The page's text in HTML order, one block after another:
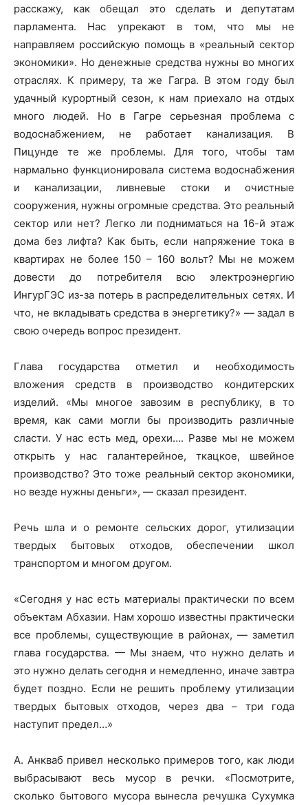
расскажу, как обещал это сделать и депутатам
парламента. Нас упрекают в том, что мы не
направляем российскую помощь в «реальный сектор
экономики». Но денежные средства нужны во многих
отраслях. К примеру, та же Гагра. В этом году был
удачный курортный сезон, к нам приехало на отдых
много людей. Но в Гагре серьезная проблема с
водоснабжением, не работает канализация. В
Пицунде те же проблемы. Для того, чтобы там
нармально функционировала система водоснабжения
и канализации, ливневые стоки и очистные
сооружения, нужны огромные средства. Это реальный
сектор или нет? Легко ли подниматься на 16-й этаж
дома без лифта? Как быть, если напряжение тока в
квартирах не более 150 – 160 вольт? Мы не можем
довести до потребителя всю электроэнергию
ИнгурГЭС из-за потерь в распределительных сетях. И
что, не вкладывать средства в энергетику?» — задал в
свою очередь вопрос президент.
Глава государства отметил и необходимость
вложения средств в производство кондитерских
изделий. «Мы многое завозим в республику, в то
время, как сами могли бы производить различные
сласти. У нас есть мед, орехи…. Разве мы не можем
открыть у нас галантерейное, ткацкое, швейное
производство? Это тоже реальный сектор экономики,
но везде нужны деньги», — сказал президент.
Речь шла и о ремонте сельских дорог, утилизации
твердых бытовых отходов, обеспечении школ
транспортом и многом другом.
«Сегодня у нас есть материалы практически по всем
объектам Абхазии. Нам хорошо известны практически
все проблемы, существующие в районах, — заметил
глава государства. — Мы знаем, что нужно делать и
это нужно делать сегодня и немедленно, иначе завтра
будет поздно. Если не решить проблему утилизации
твердых бытовых отходов, через два – три года
наступит предел…»
А. Анкваб привел несколько примеров того, как люди
выбрасывают весь мусор в речки. «Посмотрите,
сколько бытового мусора вынесла речушка Сухумка